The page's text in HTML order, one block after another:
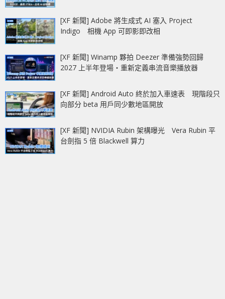
[XF 新聞] Adobe 將生成式 AI 塞入 Project
Indigo 相機 App 可即影即改相
[XF 新聞] Winamp 夥拍 Deezer 準備強勢回歸
2027 上半年登場‧重新定義串流音樂播放器
[XF 新聞] Android Auto 終於加入車速表 現階段只
向部分 beta 用戶同少數地區開放
[XF 新聞] NVIDIA Rubin 架構曝光 Vera Rubin 平
台劍指 5 倍 Blackwell 算力